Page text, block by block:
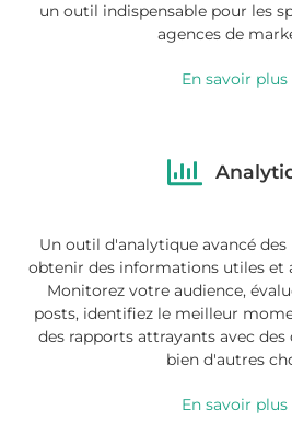
un outil indispensable pour les
agences de
En savoir plus
Un outil d'analytique avancé des
obtenir des informations utiles et
Monitorez votre audience,
posts, identifiez le meilleur
des rapports attrayants avec
bien d'autres
En savoir plus